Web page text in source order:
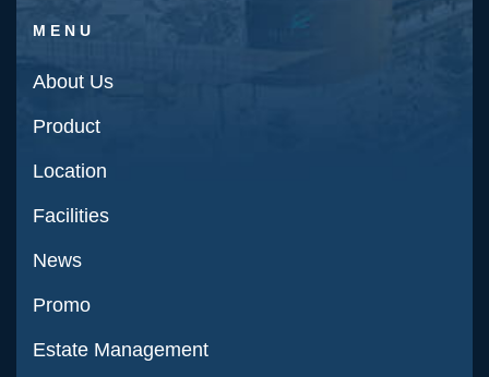
MENU
About Us
Product
Location
Facilities
News
Promo
Estate Management